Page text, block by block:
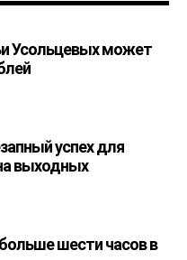
Усольцевых может
успех для
выходных
шести часов в